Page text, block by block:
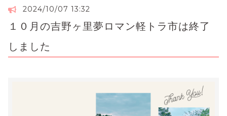
2024/10/07 13:32
１０月の吉野ヶ里夢ロマン軽トラ市は終了
しました